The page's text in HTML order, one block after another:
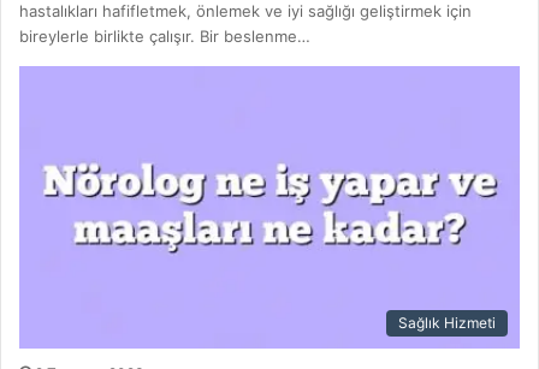
hastalıkları hafifletmek, önlemek ve iyi sağlığı geliştirmek için
bireylerle birlikte çalışır. Bir beslenme…
Sağlık Hizmeti